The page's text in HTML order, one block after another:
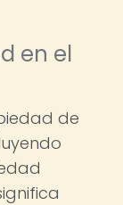
en el
de